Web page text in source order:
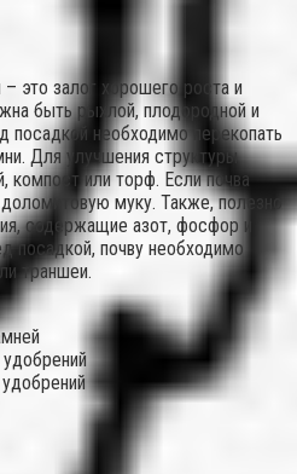
это залог хорошего роста и
быть рыхлой, плодородной и
посадкой необходимо перекопать
Для улучшения структуры
компост или торф. Если почва
доломитовую муку. Также, полезно
содержащие азот, фосфор и
посадкой, почву необходимо
траншеи.